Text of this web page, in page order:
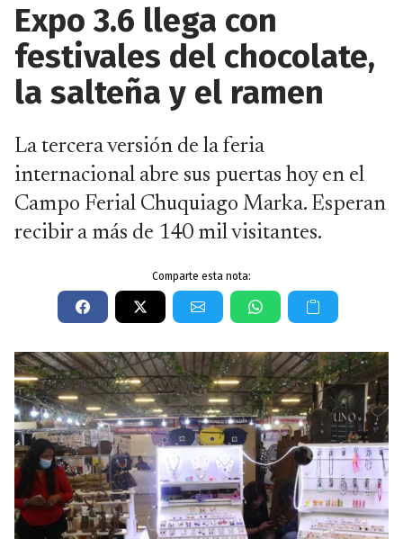
Expo 3.6 llega con
festivales del chocolate,
la salteña y el ramen
La tercera versión de la feria
internacional abre sus puertas hoy en el
Campo Ferial Chuquiago Marka. Esperan
recibir a más de 140 mil visitantes.
Comparte esta nota: